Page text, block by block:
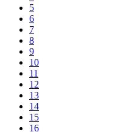
5
6
7
8
9
10
11
12
13
14
15
16